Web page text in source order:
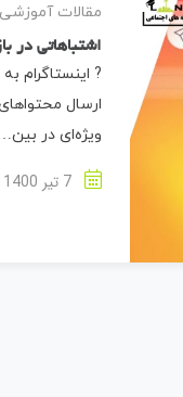
مقالات آموزشی
اشتباهاتی در
? اینستاگرام
ارسال
ویژه‌ای در